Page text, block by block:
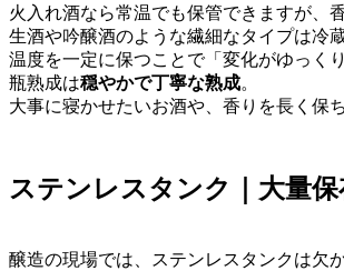
火入れ酒なら常温でも保管できますが、
生酒や吟醸酒のような繊細なタイプは冷
温度を一定に保つことで「変化がゆっく
瓶熟成は穏やかで丁寧な熟成。
大事に寝かせたいお酒や、香りを長く保
ステンレスタンク｜大量
醸造の現場では、ステンレスタンクは欠